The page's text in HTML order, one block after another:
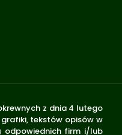
z dnia 4 lutego
grafiki, tekstów opisów w
odpowiednich firm i/lub